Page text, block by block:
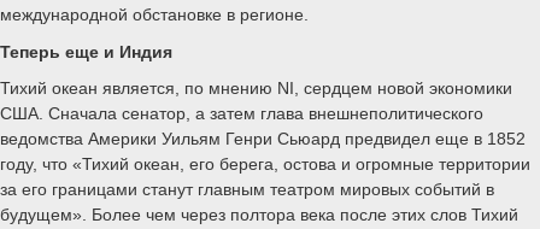
международной обстановке в регионе.
Теперь еще и Индия
Тихий океан является, по мнению NI, сердцем новой экономики
США. Сначала сенатор, а затем глава внешнеполитического
ведомства Америки Уильям Генри Сьюард предвидел еще в 1852
году, что «Тихий океан, его берега, остова и огромные территории
за его границами станут главным театром мировых событий в
будущем». Более чем через полтора века после этих слов Тихий